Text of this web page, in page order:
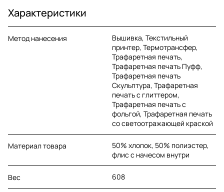
Характеристики
Метод нанесения
Вышивка, Текстильный
принтер, Термотрансфер,
Трафаретная печать,
Трафаретная печать Пуфф,
Трафаретная печать
Скульптура, Трафаретная
печать с глиттером,
Трафаретная печать с
фольгой, Трафаретная печать
со светоотражающей краской
Материал товара
50% хлопок, 50% полиэстер,
флис с начесом внутри
Вес 608